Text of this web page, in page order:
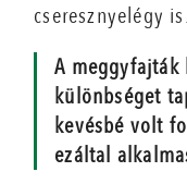
cseresznyelégy is.
A
különbséget
kevésbé volt
ezáltal